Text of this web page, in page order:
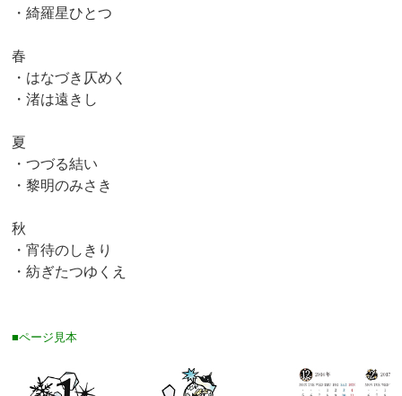
・綺羅星ひとつ
春
・はなづき仄めく
・渚は遠きし
夏
・つづる結い
・黎明のみさき
秋
・宵待のしきり
・紡ぎたつゆくえ
■ページ見本